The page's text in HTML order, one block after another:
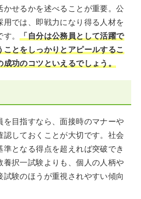
かせるかを述べることが重要。公
用では、即戦力になり得る人材を
す。「自分は公務員として活躍で
ことをしっかりとアピールするこ
成功のコツといえるでしょう。
を目指すなら、面接時のマナーや
認しておくことが大切です。社会
準となる得点を超えれば突破でき
養択一試験よりも、個人の人柄や
試験のほうが重視されやすい傾向